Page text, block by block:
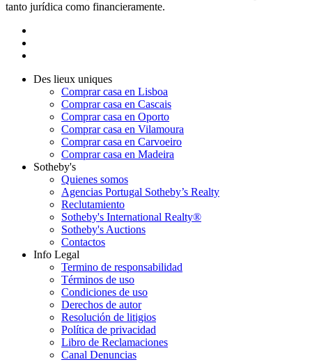
tanto jurídica como financieramente.
Des lieux uniques
Comprar casa en Lisboa
Comprar casa en Cascais
Comprar casa en Oporto
Comprar casa en Vilamoura
Comprar casa en Carvoeiro
Comprar casa en Madeira
Sotheby's
Quienes somos
Agencias Portugal Sotheby’s Realty
Reclutamiento
Sotheby's International Realty®
Sotheby's Auctions
Contactos
Info Legal
Termino de responsabilidad
Términos de uso
Condiciones de uso
Derechos de autor
Resolución de litigios
Política de privacidad
Libro de Reclamaciones
Canal Denuncias